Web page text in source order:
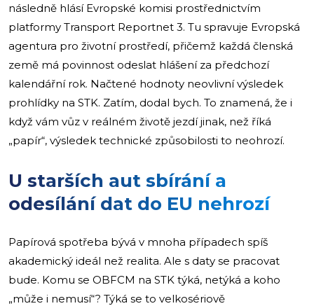
následně hlásí Evropské komisi prostřednictvím
platformy Transport Reportnet 3. Tu spravuje Evropská
agentura pro životní prostředí, přičemž každá členská
země má povinnost odeslat hlášení za předchozí
kalendářní rok. Načtené hodnoty neovlivní výsledek
prohlídky na STK. Zatím, dodal bych. To znamená, že i
když vám vůz v reálném životě jezdí jinak, než říká
„papír“, výsledek technické způsobilosti to neohrozí.
U starších aut sbírání a
odesílání dat do EU nehrozí
Papírová spotřeba bývá v mnoha případech spíš
akademický ideál než realita. Ale s daty se pracovat
bude. Komu se OBFCM na STK týká, netýká a koho
„může i nemusí“? Týká se to velkosériově